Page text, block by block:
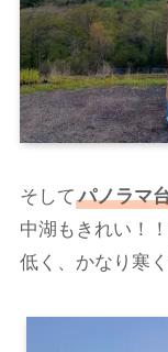
そして パノラマ
中湖もきれい！
低く、かなり寒